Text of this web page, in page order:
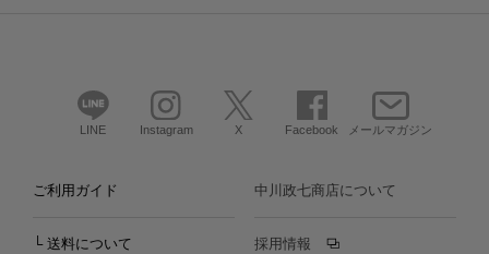
LINE Instagram X Facebook メールマガジン
ご利用ガイド
└ 送料について
中川政七商店について
採用情報